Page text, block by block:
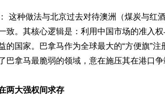
这种做法与北京过去对待澳洲（煤炭与红
致。其核心逻辑是：利用中国市场的准入
的国家。巴拿马作为全球最大的“方便旗”
巴拿马最脆弱的领域，意在施压其在港口
两大强权间求存